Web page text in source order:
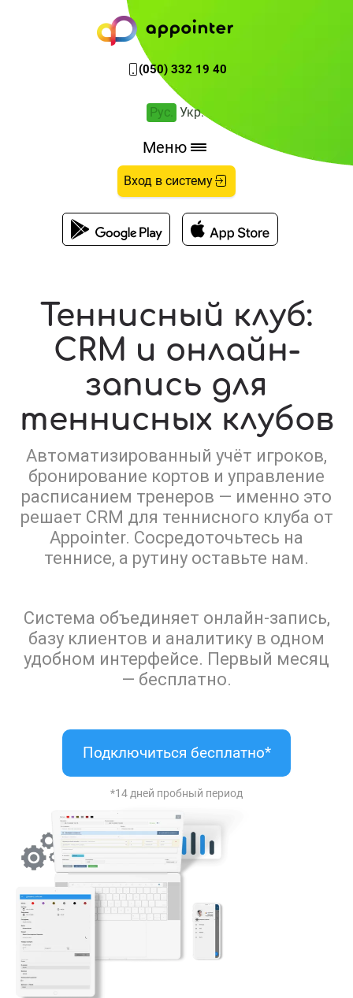
(050) 332 19 40
Рус. Укр.
Меню
Вход в систему
Теннисный клуб:
CRM и онлайн-
запись для
теннисных клубов
Автоматизированный учёт игроков,
бронирование кортов и управление
расписанием тренеров — именно это
решает CRM для теннисного клуба от
Appointer. Сосредоточьтесь на
теннисе, а рутину оставьте нам.
Система объединяет онлайн-запись,
базу клиентов и аналитику в одном
удобном интерфейсе. Первый месяц
— бесплатно.
Подключиться бесплатно*
*14 дней пробный период